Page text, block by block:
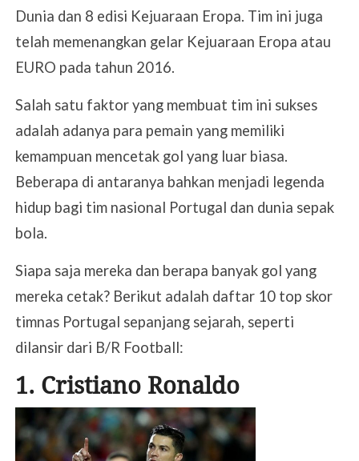
Dunia dan 8 edisi Kejuaraan Eropa. Tim ini juga
telah memenangkan gelar Kejuaraan Eropa atau
EURO pada tahun 2016.
Salah satu faktor yang membuat tim ini sukses
adalah adanya para pemain yang memiliki
kemampuan mencetak gol yang luar biasa.
Beberapa di antaranya bahkan menjadi legenda
hidup bagi tim nasional Portugal dan dunia sepak
bola.
Siapa saja mereka dan berapa banyak gol yang
mereka cetak? Berikut adalah daftar 10 top skor
timnas Portugal sepanjang sejarah, seperti
dilansir dari B/R Football:
1. Cristiano Ronaldo